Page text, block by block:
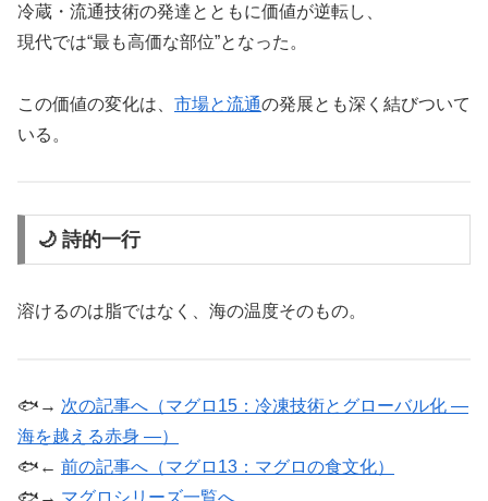
冷蔵・流通技術の発達とともに価値が逆転し、
現代では“最も高価な部位”となった。
この価値の変化は、 市場と流通の発展とも深く結びついて
いる。
🌙 詩的一行
溶けるのは脂ではなく、海の温度そのもの。
🐟→ 次の記事へ（マグロ15：冷凍技術とグローバル化 ―
海を越える赤身 ―）
🐟← 前の記事へ（マグロ13：マグロの食文化）